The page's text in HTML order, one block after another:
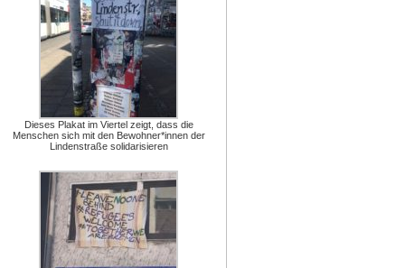
Dieses Plakat im Viertel zeigt, dass die
Menschen sich mit den Bewohner*innen der
Lindenstraße solidarisieren